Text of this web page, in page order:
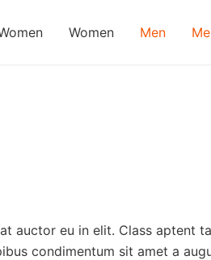
Women Men
auctor eu in elit. Class aptent
condimentum sit amet a